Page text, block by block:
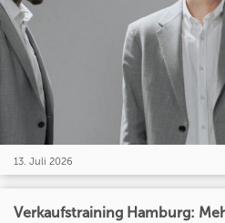
13. Juli 2026
Verkaufstraining Hamburg: